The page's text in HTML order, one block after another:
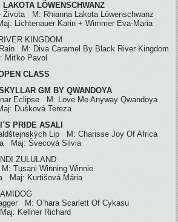
LÖWENSCHWANZ
Života M: Rhianna Lakota Löwenschwanz
Lichtenauer Karin + Wimmer Eva-Maria
KINGDOM
M: Diva Caramel By Black River Kingdom
Miťko Pavol
CLASS
GM BY QWANDOYA
Eclipse M: Love Me Anyway Qwandoya
Dušková Tereza
PRIDE ASALI
Lip M: Charisse Joy Of Africa
Maj: Švecová Silvia
ZULULAND
Tusani Winning Winnie
Maj: Kurtišová Mária
M: O’hara Scarlett Of Cykasu
Kellner Richard